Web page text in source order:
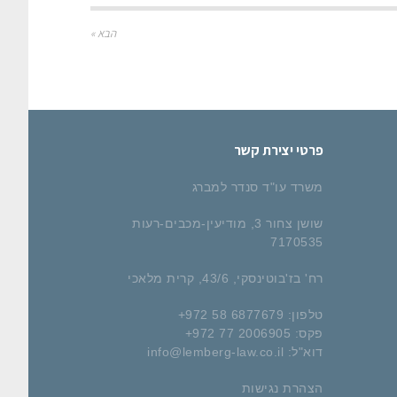
הבא »
פרטי יצירת קשר
משרד עו"ד סנדר למברג
שושן צחור 3, מודיעין-מכבים-רעות
7170535
רח' בז'בוטינסקי, 43/6, קרית מלאכי
טלפון: 6877679 58 972+
פקס: 2006905 77 972+
דוא"ל: info@lemberg-law.co.il
הצהרת נגישות